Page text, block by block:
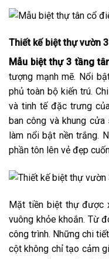
Thiết kế biệt thự vườn
Mẫu biệt thự 3 tầng
tượng mạnh mẽ. Nổi
phủ toàn bộ kiến trú.
và tinh tế đặc trưng
ban công và khung
làm nổi bật nền trắng.
phần tôn lên vẻ đẹp
Mặt tiền biệt thự được
vuông khỏe khoắn. Từ
công trình. Những chi
cột không chỉ tạo cảm